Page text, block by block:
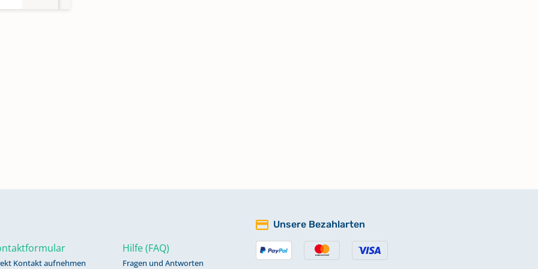
Kontakt aufnehmen
Hilfe (FAQ)
Fragen und Antworten
Unsere Bezahlarten